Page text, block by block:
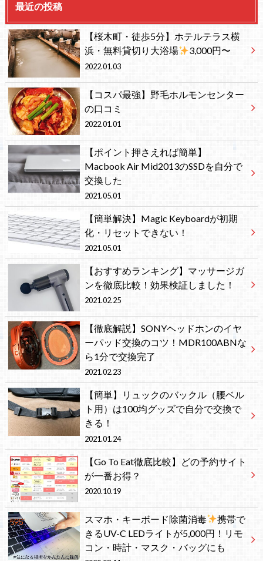
最近の投稿
【桜木町・徒歩5分】ホテルテラス横
浜・無料貸切り大浴場
3,000円〜
2022.01.03
【コスパ最強】野毛ホルモンセンター
の口コミ
2022.01.01
【ポイント押さえれば簡単】
Macbook Air Mid2013のSSDを自分で
交換した
2021.05.01
【簡単解決】Magic Keyboardが初期
化・リセットできない！
2021.05.01
【おすすめランキング】マッサージガ
ンを徹底比較！効果検証しました！
2021.02.25
【徹底解説】SONYヘッドホンのイヤ
ーパッド交換のコツ！MDR100ABNな
ら1分で交換完了
2021.02.23
【簡単】リュックのバックル（腰ベル
ト用）は100均グッズで自分で交換で
きる！
2021.01.24
【Go To Eat徹底比較】どの予約サイト
が一番お得？
2020.10.19
スマホ・キーボード除菌消毒
携帯で
きるUV-C LEDライトが5,000円！リモ
コン・時計・マスク・バッグにも